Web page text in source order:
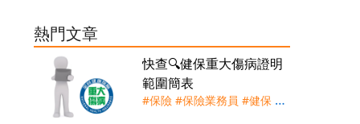
熱門文章
快查🔍健保重大傷病證明
範圍簡表
#保險 #保險業務員 #健保 #